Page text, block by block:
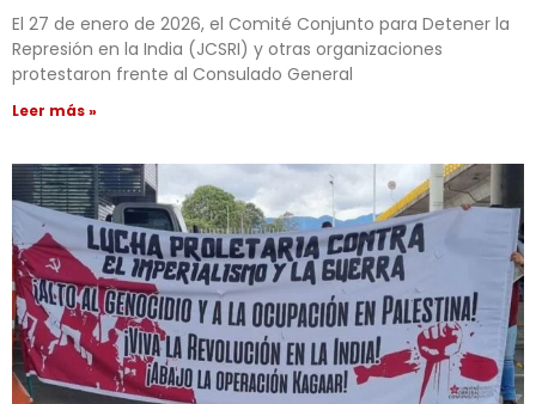
El 27 de enero de 2026, el Comité Conjunto para Detener la
Represión en la India (JCSRI) y otras organizaciones
protestaron frente al Consulado General
Leer más »